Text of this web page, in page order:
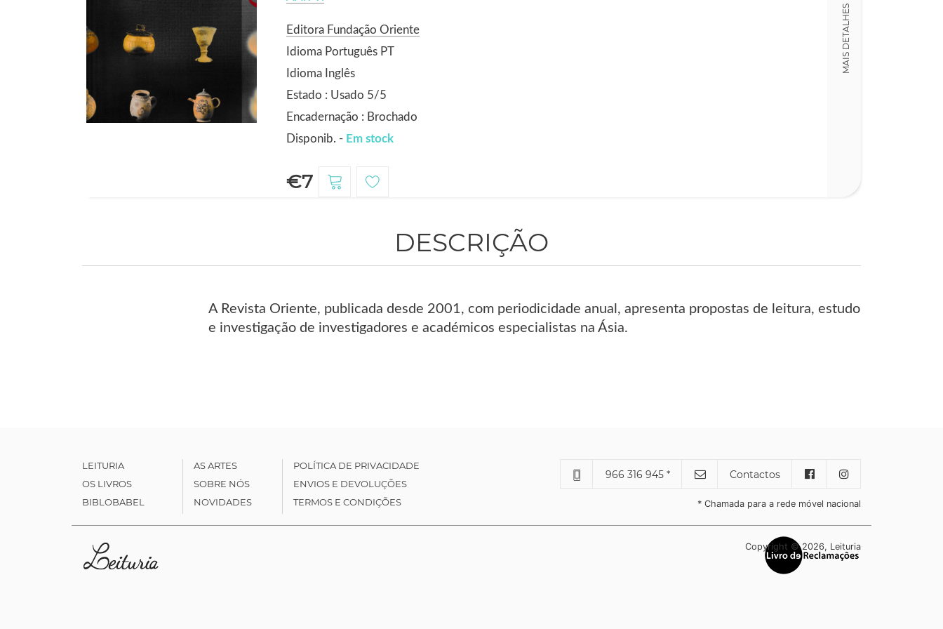
Editora Fundação Oriente
Idioma Português PT
Idioma Inglês
Estado : Usado 5/5
Encadernação : Brochado
Disponib. - Em stock
€7
MAIS DETALHES
DESCRIÇÃO
A Revista Oriente, publicada desde 2001, com periodicidade anual, apresenta propostas de leitura, estudo
e investigação de investigadores e académicos especialistas na Ásia.
LEITURIA
OS LIVROS
BIBLOBABEL
AS ARTES
SOBRE NÓS
NOVIDADES
POLÍTICA DE PRIVACIDADE
ENVIOS E DEVOLUÇÕES
TERMOS E CONDIÇÕES
966 316 945 * Contactos
* Chamada para a rede móvel nacional
Copyright © 2026, Leituria